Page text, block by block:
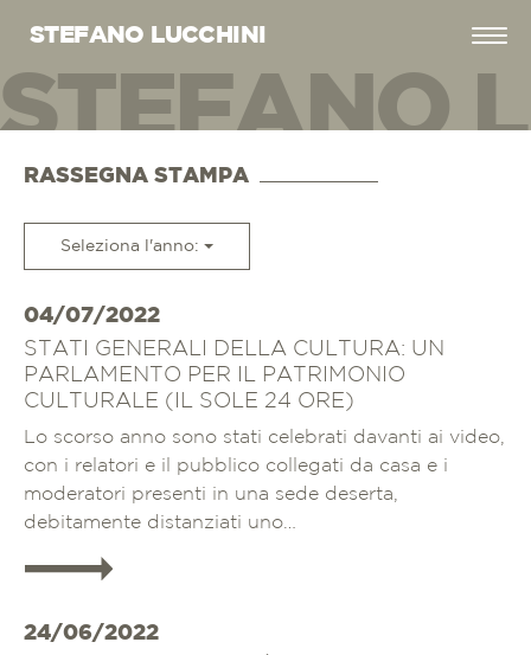
STEFANO LUCCHINI
RASSEGNA STAMPA
Seleziona l'anno:
04/07/2022
STATI GENERALI DELLA CULTURA: UN
PARLAMENTO PER IL PATRIMONIO
CULTURALE (IL SOLE 24 ORE)
Lo scorso anno sono stati celebrati davanti ai video,
con i relatori e il pubblico collegati da casa e i
moderatori presenti in una sede deserta,
debitamente distanziati uno…
Approfondisci
24/06/2022